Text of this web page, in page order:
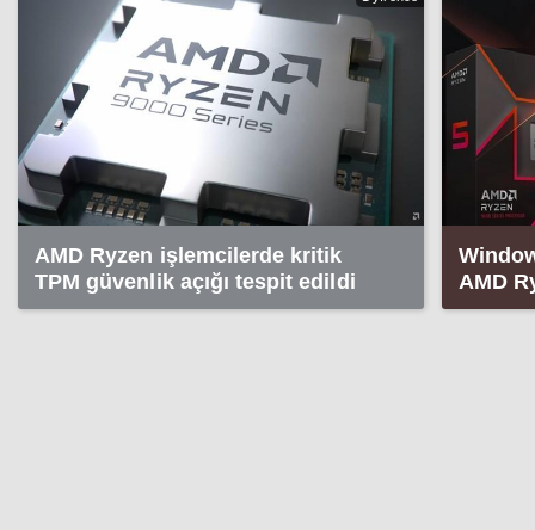
AMD Ryzen işlemcilerde kritik
TPM güvenlik açığı tespit edildi
AMD